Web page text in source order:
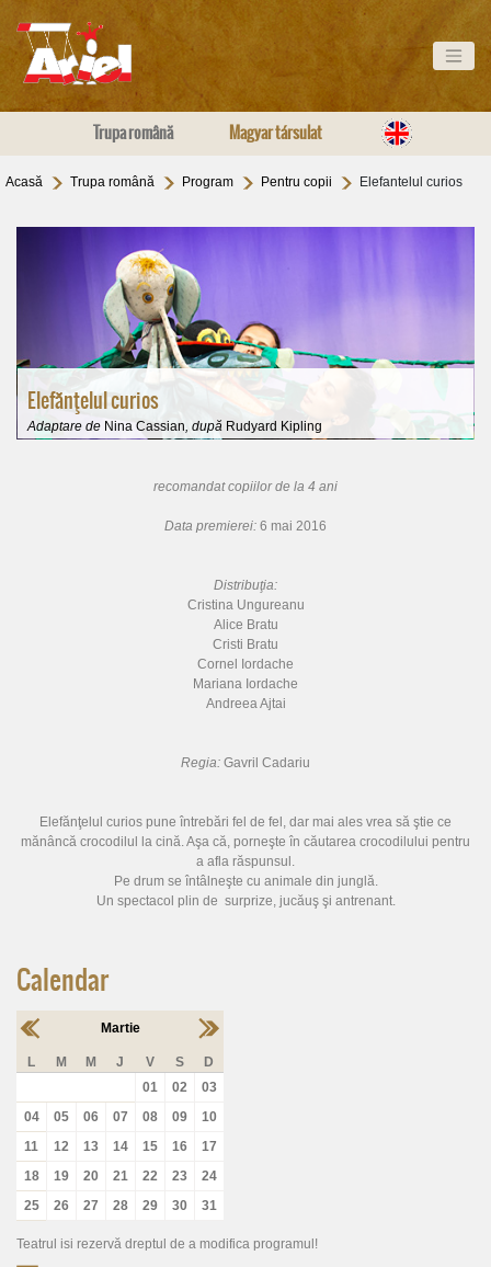
Trupa română Magyar társulat
Acasă Trupa română Program Pentru copii Elefantelul curios
Calendar
Martie
L M M J V S
D
01
02
03
04
05 06 07 08 09
10
11
12 13 14 15 16
17
18
19 20 21 22 23
24
25
26 27 28 29 30 31
Teatrul isi rezervă dreptul de a modifica programul!
Elefănţelul curios
Adaptare de Nina Cassian , după Rudyard Kipling
recomandat copiilor de la 4 ani
Data premierei: 6 mai 2016
Distribuţia:
Cristina Ungureanu
Alice Bratu
Cristi Bratu
Cornel Iordache
Mariana Iordache
Andreea Ajtai
Regia: Gavril Cadariu
Elefănţelul curios pune întrebări fel de fel, dar mai ales vrea să ştie ce
mănâncă crocodilul la cină. Aşa că, porneşte în căutarea crocodilului pentru
a afla răspunsul.
Pe drum se întâlneşte cu animale din junglă.
Un spectacol plin de surprize, jucăuş şi antrenant.